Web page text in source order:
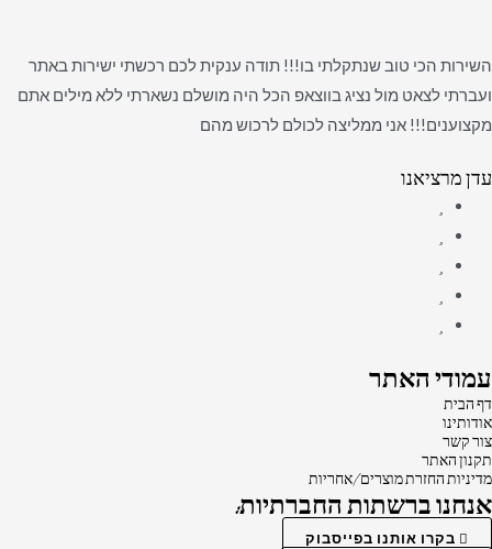
השירות הכי טוב שנתקלתי בו!!! תודה ענקית לכם רכשתי ישירות באתר
ועברתי לצאט מול נציג בווצאפ הכל היה מושלם נשארתי ללא מילים אתם
מקצוענים!!! אני ממליצה לכולם לרכוש מהם
עדן מרציאנו
עמודי האתר
דף הבית
אודותינו
צור קשר
תקנון האתר
מדיניות החזרת מוצרים/אחריות
אנחנו ברשתות החברתיות:
בקרו אותנו בפייסבוק